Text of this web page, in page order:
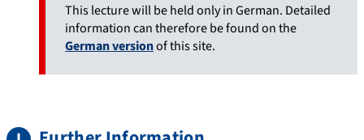
This lecture will be held only in German. Detailed
information can therefore be found on the
German versionof this site.